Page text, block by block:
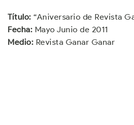
Título: “Aniversario de Revista
Fecha: Mayo Junio de 2011
Medio: Revista Ganar Ganar